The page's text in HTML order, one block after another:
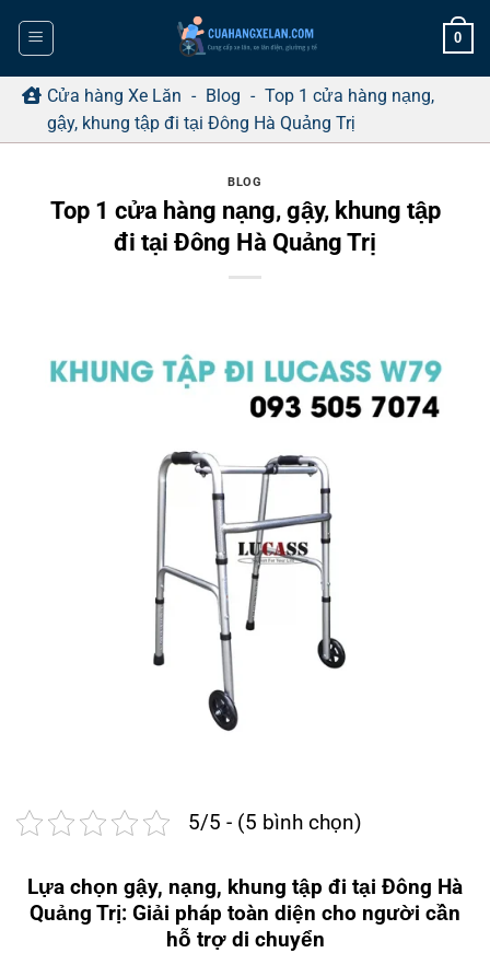
dung
0
Cửa hàng Xe Lăn - Blog - Top 1 cửa hàng nạng,
gậy, khung tập đi tại Đông Hà Quảng Trị
BLOG
Top 1 cửa hàng nạng, gậy, khung tập
đi tại Đông Hà Quảng Trị
5/5 - (5 bình chọn)
Lựa chọn gậy, nạng, khung tập đi tại Đông Hà
Quảng Trị: Giải pháp toàn diện cho người cần
hỗ trợ di chuyển